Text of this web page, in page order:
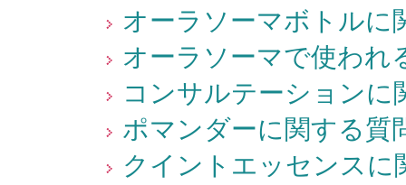
オーラソーマボトルに
オーラソーマで使われ
コンサルテーションに
ポマンダーに関する質
クイントエッセンスに